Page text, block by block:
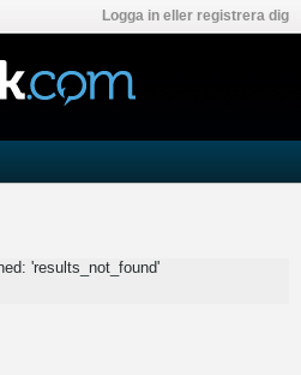
Logga in eller registrera dig
'results_not_found'